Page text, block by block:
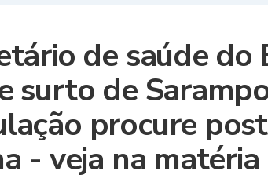
de saúde
surto de
procure
- veja na matéria